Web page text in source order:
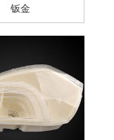
钣金